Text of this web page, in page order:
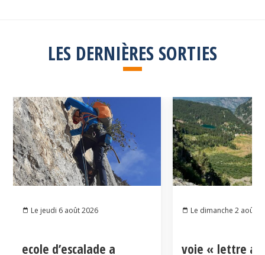
LES DERNIÈRES SORTIES
Le jeudi 6 août 2026
ecole d’escalade a
Le dimanche 2 août
voie « lettre